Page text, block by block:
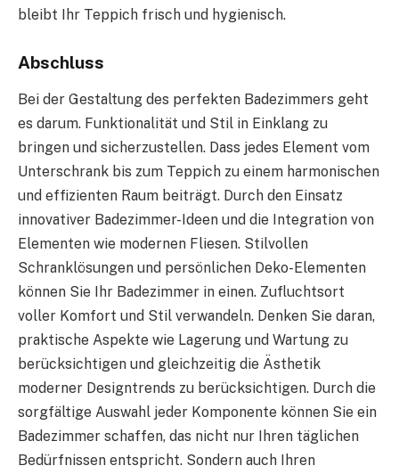
bleibt Ihr Teppich frisch und hygienisch.
Abschluss
Bei der Gestaltung des perfekten Badezimmers geht
es darum. Funktionalität und Stil in Einklang zu
bringen und sicherzustellen. Dass jedes Element vom
Unterschrank bis zum Teppich zu einem harmonischen
und effizienten Raum beiträgt. Durch den Einsatz
innovativer Badezimmer-Ideen und die Integration von
Elementen wie modernen Fliesen. Stilvollen
Schranklösungen und persönlichen Deko-Elementen
können Sie Ihr Badezimmer in einen. Zufluchtsort
voller Komfort und Stil verwandeln. Denken Sie daran,
praktische Aspekte wie Lagerung und Wartung zu
berücksichtigen und gleichzeitig die Ästhetik
moderner Designtrends zu berücksichtigen. Durch die
sorgfältige Auswahl jeder Komponente können Sie ein
Badezimmer schaffen, das nicht nur Ihren täglichen
Bedürfnissen entspricht. Sondern auch Ihren